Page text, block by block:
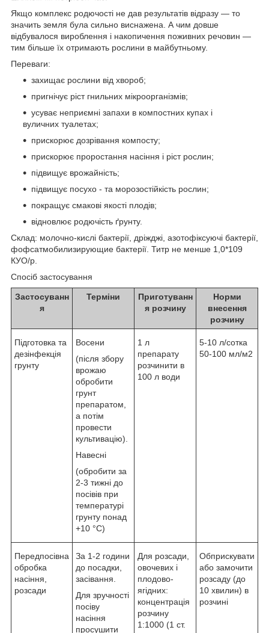
Якщо комплекс родючості не дав результатів відразу — то
значить земля була сильно виснажена. А чим довше
відбувалося вироблення і накопичення поживних речовин —
тим більше їх отримають рослини в майбутньому.
Переваги:
захищає рослини від хвороб;
пригнічує ріст гнильних мікроорганізмів;
усуває неприємні запахи в компостних купах і
вуличних туалетах;
прискорює дозрівання компосту;
прискорює проростання насіння і ріст рослин;
підвищує врожайність;
підвищує посухо - та морозостійкість рослин;
покращує смакові якості плодів;
відновлює родючість ґрунту.
Склад: молочно-кислі бактерії, дріжджі, азотофіксуючі бактерії,
фофсатмобилизирующие бактерії. Титр не менше 1,0*109
КУО/р.
Спосіб застосування
Застосуванн
я
Терміни
Приготуванн
я розчину
Норми
внесення
розчину
Підготовка та
дезінфекція
грунту
Восени
(після збору
врожаю
обробити
грунт
препаратом,
а потім
провести
культивацію).
Навесні
(обробити за
2-3 тижні до
посівів при
температурі
грунту понад
+10 °С)
1 л
препарату
розчинити в
100 л води
5-10 л/сотка
50-100 мл/м2
Передпосівна
обробка
насіння,
розсади
За 1-2 години
до посадки,
засівання.
Для зручності
посіву
насіння
просушити
Для розсади,
овочевих і
плодово-
ягідних:
концентрація
розчину
1:1000 (1 ст.
Обприскувати
або замочити
розсаду (до
10 хвилин) в
розчині